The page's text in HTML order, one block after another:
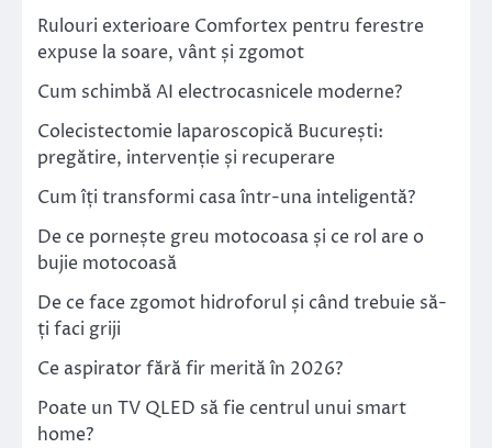
Rulouri exterioare Comfortex pentru ferestre
expuse la soare, vânt și zgomot
Cum schimbă AI electrocasnicele moderne?
Colecistectomie laparoscopică București:
pregătire, intervenție și recuperare
Cum îți transformi casa într-una inteligentă?
De ce pornește greu motocoasa și ce rol are o
bujie motocoasă
De ce face zgomot hidroforul și când trebuie să-
ți faci griji
Ce aspirator fără fir merită în 2026?
Poate un TV QLED să fie centrul unui smart
home?